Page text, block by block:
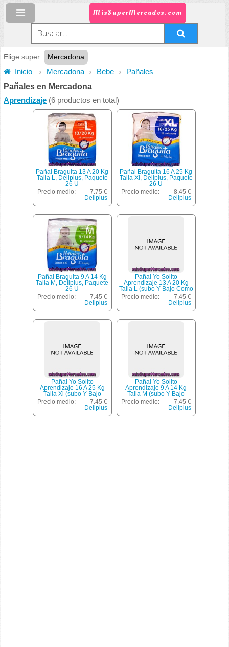
MisSuperMercados.com
Elige super:
Mercadona
Inicio
Mercadona Bebe Pañales
Pañales en Mercadona
Aprendizaje (6 productos en total)
Pañal Braguita 13 A 20 Kg
Talla L, Deliplus, Paquete
26 U
Precio medio:
7.75 €
Deliplus
Pañal Braguita 16 A 25 Kg
Talla Xl, Deliplus, Paquete
26 U
Precio medio:
8.45 €
Deliplus
Pañal Braguita 9 A 14 Kg
Talla M, Deliplus, Paquete
26 U
Precio medio:
7.45 €
Deliplus
Pañal Yo Solito
Aprendizaje 13 A 20 Kg
Talla L (subo Y Bajo Como
Ropa Interior), Deliplus,
Paquete 24 U
Precio medio:
7.45 €
Deliplus
Pañal Yo Solito
Aprendizaje 16 A 25 Kg
Talla Xl (subo Y Bajo
Como Ropa Interior),
Deliplus, Paquete 22 U
Precio medio:
7.45 €
Deliplus
Pañal Yo Solito
Aprendizaje 9 A 14 Kg
Talla M (subo Y Bajo
Como Ropa Interior),
Deliplus, Paquete 26 U
Precio medio:
7.45 €
Deliplus